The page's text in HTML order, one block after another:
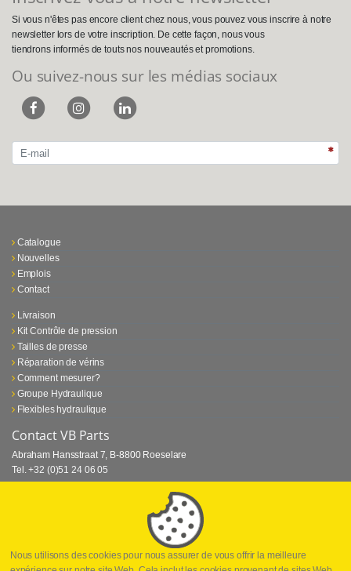
Si vous n'êtes pas encore client chez nous, vous pouvez vous inscrire à notre
newsletter lors de votre inscription. De cette façon, nous vous
tiendrons informés de touts nos nouveautés et promotions.
Ou suivez-nous sur les médias sociaux
Catalogue
Nouvelles
Emplois
Contact
Livraison
Kit Contrôle de pression
Tailles de presse
Réparation de vérins
Comment mesurer?
Groupe Hydraulique
Flexibles hydraulique
Contact VB Parts
Abraham Hansstraat 7, B-8800 Roeselare
Tel. +32 (0)51 24 06 05
⏳ Dernier mois de promotion Webtec!
Promotion Webtec Equipements De Test Portatifs
Nous utilisons des cookies pour nous assurer de vous offrir la meilleure